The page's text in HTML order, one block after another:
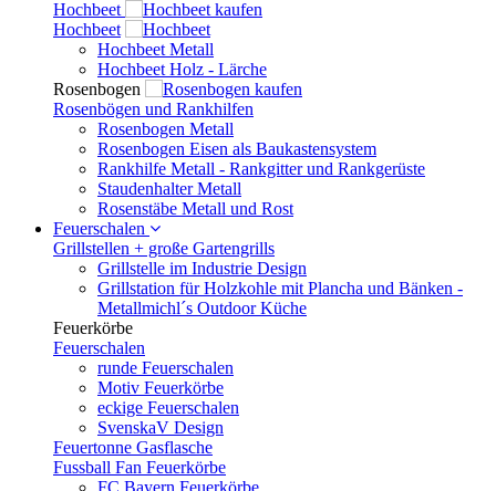
Hochbeet
Hochbeet
Hochbeet Metall
Hochbeet Holz - Lärche
Rosenbogen
Rosenbögen und Rankhilfen
Rosenbogen Metall
Rosenbogen Eisen als Baukastensystem
Rankhilfe Metall - Rankgitter und Rankgerüste
Staudenhalter Metall
Rosenstäbe Metall und Rost
Feuerschalen
Grillstellen + große Gartengrills
Grillstelle im Industrie Design
Grillstation für Holzkohle mit Plancha und Bänken -
Metallmichl´s Outdoor Küche
Feuerkörbe
Feuerschalen
runde Feuerschalen
Motiv Feuerkörbe
eckige Feuerschalen
SvenskaV Design
Feuertonne Gasflasche
Fussball Fan Feuerkörbe
FC Bayern Feuerkörbe